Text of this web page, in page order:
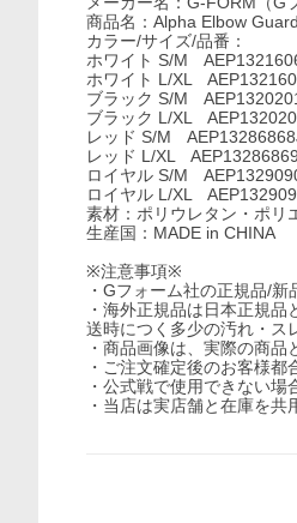
商品名：Alpha Elbow
カラー/サイズ/品番：
ホワイト S/M
ホワイト L/XL
ブラック S/M
ブラック L/XL
レッド S/M
レッド L/XL
ロイヤル S/M
ロイヤル L/XL
素材：ポリウレタン・ポリ
生産国：MADE in CHINA
※注意事項※
・Gフォーム社の正規品/新
・海外正規品は日本正規
送時につく多少の汚れ・ス
・商品画像は、実際の商
・ご注文確定後のお客様
・公式戦で使用できない
・当店は実店舗と在庫を